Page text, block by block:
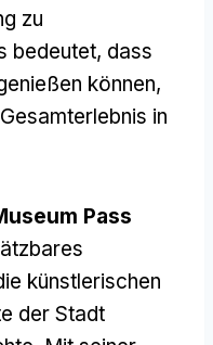
zu
bedeutet, dass
können,
in
Pass
künstlerischen
der Stadt